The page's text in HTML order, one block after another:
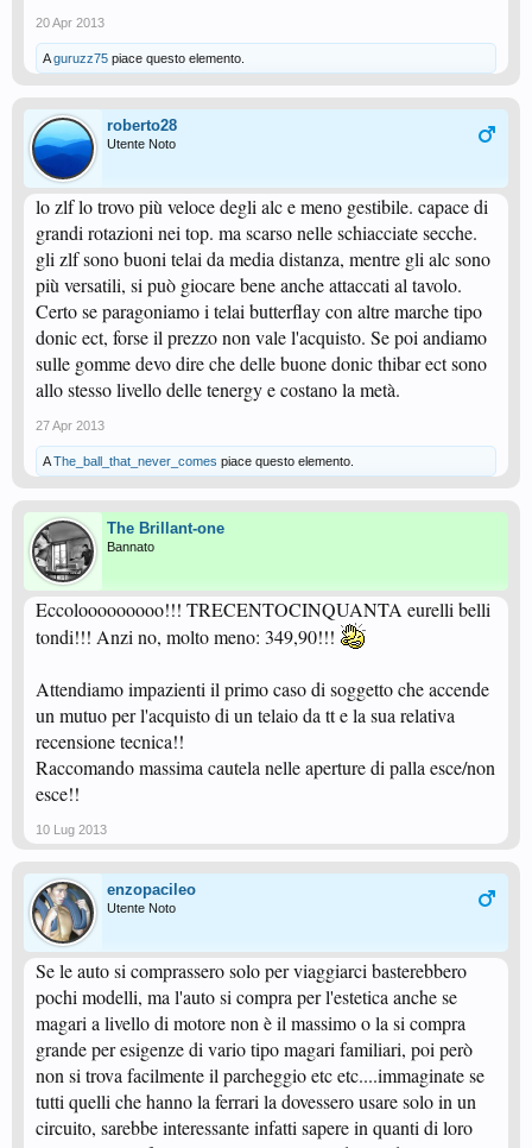
20 Apr 2013
Aguruzz75 piace questo elemento.
roberto28
Utente Noto
lo zlf lo trovo più veloce degli alc e meno gestibile. capace di
grandi rotazioni nei top. ma scarso nelle schiacciate secche.
gli zlf sono buoni telai da media distanza, mentre gli alc sono
più versatili, si può giocare bene anche attaccati al tavolo.
Certo se paragoniamo i telai butterflay con altre marche tipo
donic ect, forse il prezzo non vale l'acquisto. Se poi andiamo
sulle gomme devo dire che delle buone donic thibar ect sono
allo stesso livello delle tenergy e costano la metà.
27 Apr 2013
AThe_ball_that_never_comes piace questo elemento.
The Brillant-one
Bannato
Eccolooooooooo!!! TRECENTOCINQUANTA eurelli belli
tondi!!! Anzi no, molto meno: 349,90!!!
Attendiamo impazienti il primo caso di soggetto che accende
un mutuo per l'acquisto di un telaio da tt e la sua relativa
recensione tecnica!!
Raccomando massima cautela nelle aperture di palla esce/non
esce!!
10 Lug 2013
enzopacileo
Utente Noto
Se le auto si comprassero solo per viaggiarci basterebbero
pochi modelli, ma l'auto si compra per l'estetica anche se
magari a livello di motore non è il massimo o la si compra
grande per esigenze di vario tipo magari familiari, poi però
non si trova facilmente il parcheggio etc etc....immaginate se
tutti quelli che hanno la ferrari la dovessero usare solo in un
circuito, sarebbe interessante infatti sapere in quanti di loro